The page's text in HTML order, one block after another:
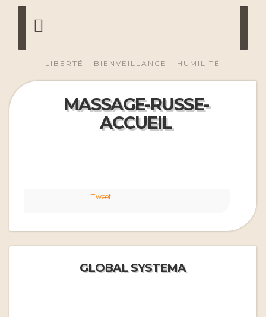
LIBERTÉ - BIENVEILLANCE - HUMILITÉ
MASSAGE-RUSSE-
ACCUEIL
Tweet
GLOBAL SYSTEMA